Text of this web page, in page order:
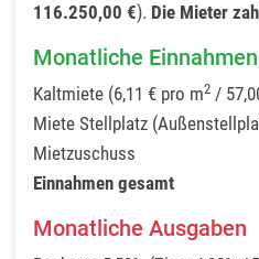
116.250,00 €). Die Mieter
Monatliche Einnahmen
Kaltmiete (6,11 € pro m2 /
Miete Stellplatz
Mietzuschuss
Einnahmen gesamt
Monatliche Ausgaben